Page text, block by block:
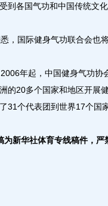
到各国气功和中国传统文
，国际健身气功联合会也
年起，中国健身气功协
的20多个国家和地区开展
31个代表团到世界17个国
为新华社体育专线稿件，严